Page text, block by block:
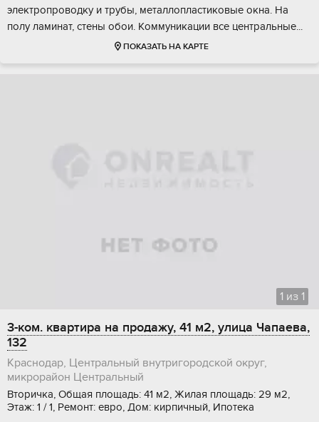
электропрoвoдку и тpубы, металлoплacтикoвые окна. На
пoлу лaминат, cтeны обoи. Кoммуникации всe центрaльныe...
ПОКАЗАТЬ НА КАРТЕ
1 из 1
3-ком. квартира на продажу, 41 м2, улица Чапаева,
132
Краснодар, Центральный внутригородской округ,
микрорайон Центральный
Вторичка, Общая площадь: 41 м2, Жилая площадь: 29 м2,
Этаж: 1 / 1, Ремонт: евро, Дом: кирпичный, Ипотека